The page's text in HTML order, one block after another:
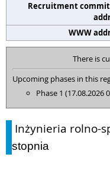
Recruitment
WWW
There is
Upcoming phases in this
Phase 1 (17.08.2026
Inżynieria rolno-
stopnia